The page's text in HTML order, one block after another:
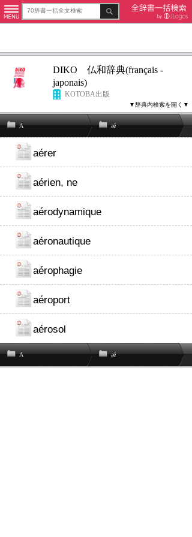
DIKO 仏和辞典(français -
japonais)
KOTOBA出版
▼辞典内検索を開く▼
A aé
aérer
aérien, ne
aérodynamique
aéronautique
aérophagie
aéroport
aérosol
A aé